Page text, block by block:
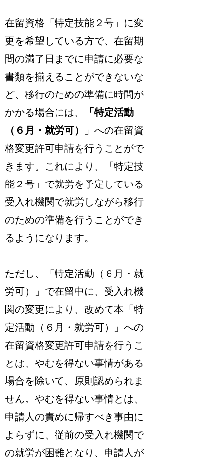
在留資格「特定技能２号」に変
更を希望している方で、在留期
間の満了日までに申請に必要な
書類を揃えることができないな
ど、移行のための準備に時間が
かかる場合には、
「特定活動
（６月・就労可）
」への在留資
格変更許可申請を行うことがで
きます。これにより、「特定技
能２号」で就労を予定している
受入れ機関で就労しながら移行
のための準備を行うことができ
るようになります。
ただし、「特定活動（６月・就
労可）」で在留中に、受入れ機
関の変更により、改めて本「特
定活動（６月・就労可）」への
在留資格変更許可申請を行うこ
とは、やむを得ない事情がある
場合を除いて、原則認められま
せん。やむを得ない事情とは、
申請人の責めに帰すべき事由に
よらずに、従前の受入れ機関で
の就労が困難となり、申請人が